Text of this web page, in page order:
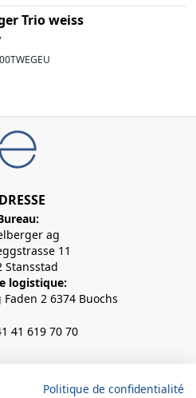
Trio weiss
ag
11
Stansstad
logistique:
2 6374 Buochs
41 619 70 70
Politique de confidentialité